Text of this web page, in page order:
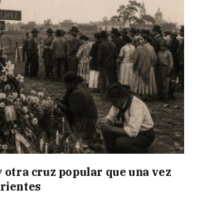
otra cruz popular que una vez